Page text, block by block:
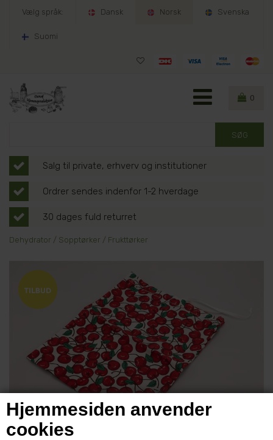
Hjemmesiden anvender
cookies
Vælg språk: Dansk Norsk Svenska
Suomi
0
Salg til private, erhverv og institutioner
Ordrer sendes indenfor 1-2 hverdage
30 dages fuld returret
Dehydrator / Sopptørker / Frukttørker